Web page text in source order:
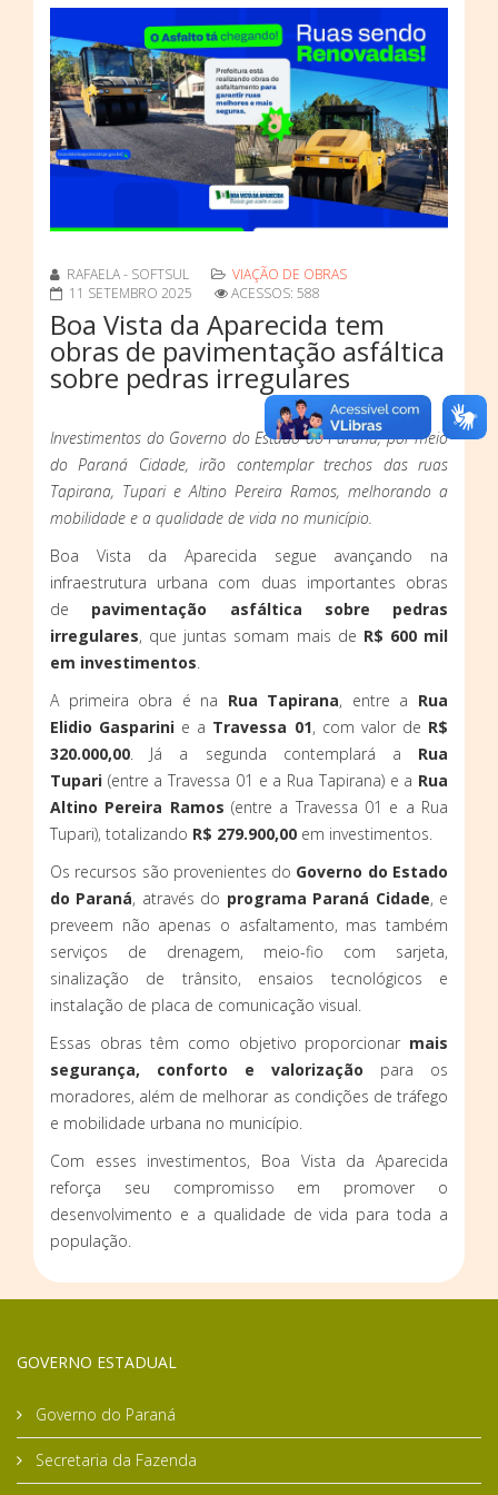
RAFAELA - SOFTSUL
VIAÇÃO DE OBRAS
11 SETEMBRO 2025
ACESSOS: 588
Boa Vista da Aparecida tem
obras de pavimentação asfáltica
sobre pedras irregulares
Investimentos do Governo do Estado do Paraná, por meio
do Paraná Cidade, irão contemplar trechos das ruas
Tapirana, Tupari e Altino Pereira Ramos, melhorando a
mobilidade e a qualidade de vida no município.
Boa Vista da Aparecida segue avançando na
infraestrutura urbana com duas importantes obras
de pavimentação asfáltica sobre pedras
irregulares, que juntas somam mais de R$ 600 mil
em investimentos.
A primeira obra é na Rua Tapirana, entre a Rua
Elidio Gasparini e a Travessa 01, com valor de R$
320.000,00. Já a segunda contemplará a Rua
Tupari (entre a Travessa 01 e a Rua Tapirana) e a Rua
Altino Pereira Ramos (entre a Travessa 01 e a Rua
Tupari), totalizando R$ 279.900,00 em investimentos.
Os recursos são provenientes do Governo do Estado
do Paraná, através do programa Paraná Cidade, e
preveem não apenas o asfaltamento, mas também
serviços de drenagem, meio-fio com sarjeta,
sinalização de trânsito, ensaios tecnológicos e
instalação de placa de comunicação visual.
Essas obras têm como objetivo proporcionar mais
segurança, conforto e valorização para os
moradores, além de melhorar as condições de tráfego
e mobilidade urbana no município.
Com esses investimentos, Boa Vista da Aparecida
reforça seu compromisso em promover o
desenvolvimento e a qualidade de vida para toda a
população.
GOVERNO ESTADUAL
Governo do Paraná
Secretaria da Fazenda